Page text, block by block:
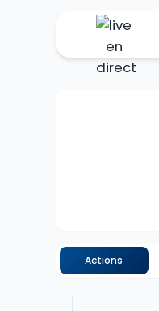
Actions